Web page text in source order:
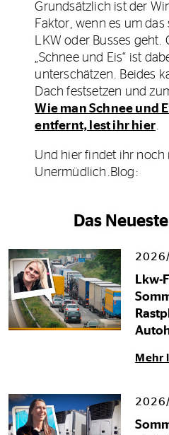
Grundsätzlich ist der
Faktor, wenn es um das
LKW oder Busses geht.
„Schnee und Eis“ ist
unterschätzen. Beides
Dach festsetzen und
Wie man Schnee und
entfernt, lest ihr hier.
Und hier findet ihr noch
Unermüdlich.Blog:
Das
Lkw-
Mehr